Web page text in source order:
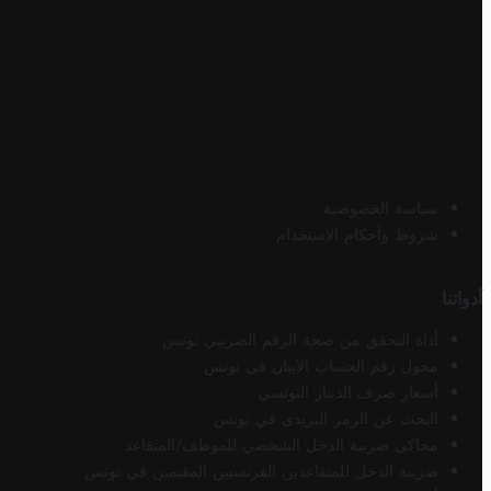
سياسة الخصوصية
شروط وأحكام الاستخدام
أدواتنا
أداة التحقق من صحة الرقم الضريبي تونس
محول رقم الحساب الآيبان في تونس
أسعار صرف الدينار التونسي
البحث عن الرمز البريدي في تونس
محاكي ضريبة الدخل الشخصي للموظف/المتقاعد
ضريبة الدخل للمتقاعدين الفرنسيين المقيمين في تونس